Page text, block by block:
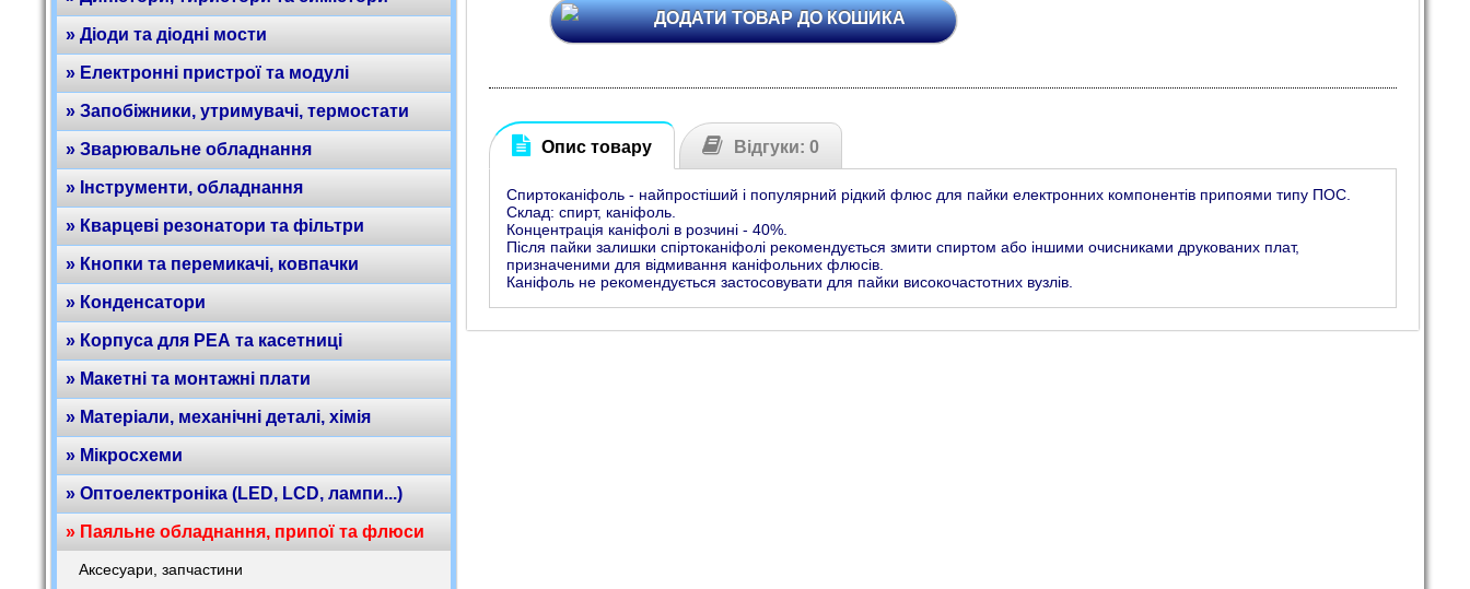
» Діоди та діодні мости
» Електронні пристрої та модулі
» Запобіжники, утримувачі, термостати
» Зварювальне обладнання
» Інструменти, обладнання
» Кварцеві резонатори та фільтри
» Кнопки та перемикачі, ковпачки
» Конденсатори
» Корпуса для РЕА та касетниці
» Макетні та монтажні плати
» Матеріали, механічні деталі, хімія
» Мікросхеми
» Оптоелектроніка (LED, LCD, лампи...)
» Паяльне обладнання, припої та флюси
Аксесуари, запчастини
ДОДАТИ ТОВАР ДО КОШИКА
Опис товару Відгуки: 0
Спиртоканіфоль - найпростіший і популярний рідкий флюс для пайки електронних компонентів припоями типу ПОС.
Склад: спирт, каніфоль.
Концентрація каніфолі в розчині - 40%.
Після пайки залишки спіртоканіфолі рекомендується змити спиртом або іншими очисниками друкованих плат,
призначеними для відмивання каніфольних флюсів.
Каніфоль не рекомендується застосовувати для пайки високочастотних вузлів.